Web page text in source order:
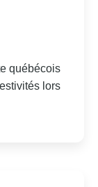
québécois
lors